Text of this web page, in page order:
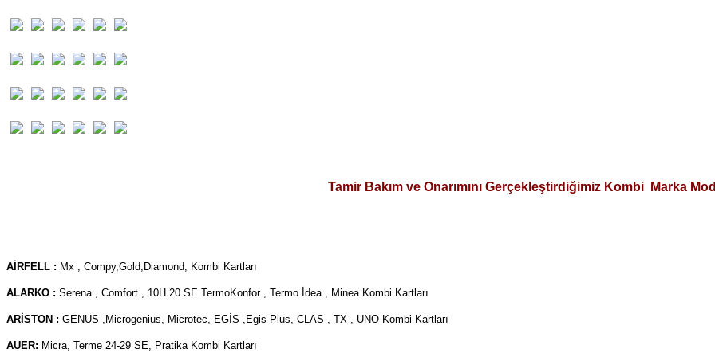
Tamir Bakım ve Onarımını Gerçekleştirdiğimiz Kombi Marka
AİRFELL : Mx , Compy,Gold,Diamond, Kombi Kartları
ALARKO : Serena , Comfort , 10H 20 SE TermoKonfor , Termo İdea , Minea Kombi Kartları
ARİSTON : GENUS ,Microgenius, Microtec, EGİS ,Egis Plus, CLAS , TX , UNO Kombi Kartları
AUER: Micra, Terme 24-29 SE, Pratika Kombi Kartları